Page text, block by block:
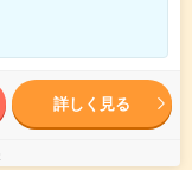
詳しく見る